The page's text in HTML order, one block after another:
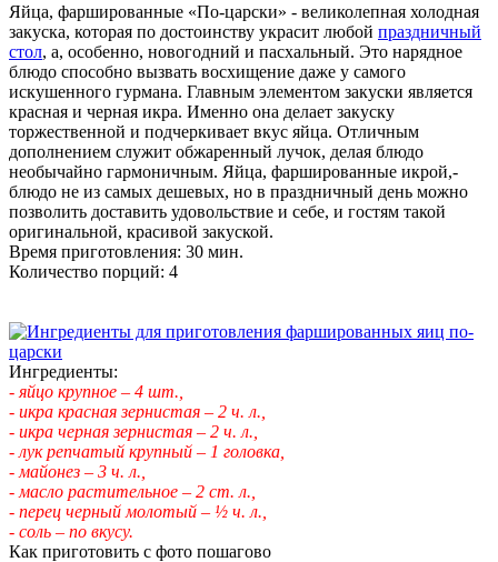
Яйца, фаршированные «По-царски» - великолепная холодная
закуска, которая по достоинству украсит любой праздничный
стол, а, особенно, новогодний и пасхальный. Это нарядное
блюдо способно вызвать восхищение даже у самого
искушенного гурмана. Главным элементом закуски является
красная и черная икра. Именно она делает закуску
торжественной и подчеркивает вкус яйца. Отличным
дополнением служит обжаренный лучок, делая блюдо
необычайно гармоничным. Яйца, фаршированные икрой,-
блюдо не из самых дешевых, но в праздничный день можно
позволить доставить удовольствие и себе, и гостям такой
оригинальной, красивой закуской.
Время приготовления: 30 мин.
Количество порций: 4
Ингредиенты:
- яйцо крупное – 4 шт.,
- икра красная зернистая – 2 ч. л.,
- икра черная зернистая – 2 ч. л.,
- лук репчатый крупный – 1 головка,
- майонез – 3 ч. л.,
- масло растительное – 2 ст. л.,
- перец черный молотый – ½ ч. л.,
- соль – по вкусу.
Как приготовить с фото пошагово